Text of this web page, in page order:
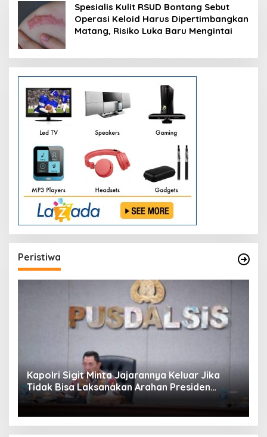
Spesialis Kulit RSUD Bontang Sebut
Operasi Keloid Harus Dipertimbangkan
Matang, Risiko Luka Baru Mengintai
Peristiwa
Kapolri Sigit Minta Jajarannya Keluar Jika
Tidak Bisa Laksanakan Arahan Presiden
Jokowi